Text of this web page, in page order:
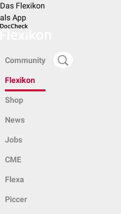
Das Flexikon
als App
Community
Flexikon
Shop
News
Jobs
CME
Flexa
Piccer